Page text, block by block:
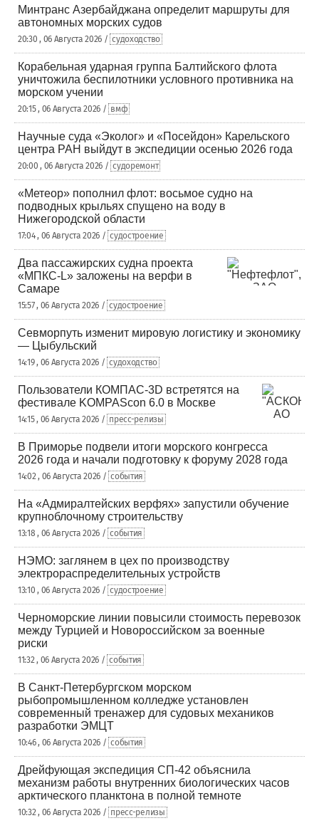
Минтранс Азербайджана определит маршруты для
автономных морских судов
20:30 , 06 Августа 2026 / судоходство
Корабельная ударная группа Балтийского флота
уничтожила беспилотники условного противника на
морском учении
20:15 , 06 Августа 2026 / вмф
Научные суда «Эколог» и «Посейдон» Карельского
центра РАН выйдут в экспедиции осенью 2026 года
20:00 , 06 Августа 2026 / судоремонт
«Метеор» пополнил флот: восьмое судно на
подводных крыльях спущено на воду в
Нижегородской области
17:04 , 06 Августа 2026 / судостроение
Два пассажирских судна проекта
«МПКС-L» заложены на верфи в
Самаре
15:57 , 06 Августа 2026 / судостроение
Севморпуть изменит мировую логистику и экономику
— Цыбульский
14:19 , 06 Августа 2026 / судоходство
Пользователи КОМПАС-3D встретятся на
фестивале KOMPAScon 6.0 в Москве
14:15 , 06 Августа 2026 / пресс-релизы
В Приморье подвели итоги морского конгресса
2026 года и начали подготовку к форуму 2028 года
14:02 , 06 Августа 2026 / события
На «Адмиралтейских верфях» запустили обучение
крупноблочному строительству
13:18 , 06 Августа 2026 / события
НЭМО: заглянем в цех по производству
электрораспределительных устройств
13:10 , 06 Августа 2026 / судостроение
Черноморские линии повысили стоимость перевозок
между Турцией и Новороссийском за военные
риски
11:32 , 06 Августа 2026 / события
В Санкт-Петербургском морском
рыбопромышленном колледже установлен
современный тренажер для судовых механиков
разработки ЭМЦТ
10:46 , 06 Августа 2026 / события
Дрейфующая экспедиция СП-42 объяснила
механизм работы внутренних биологических часов
арктического планктона в полной темноте
10:32 , 06 Августа 2026 / пресс-релизы